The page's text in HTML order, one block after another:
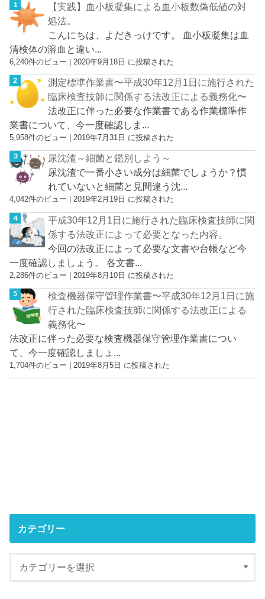
【実践】血小板凝集による血小板数偽低値の対
処法。
こんにちは、よだきっけです。 血小板凝集は血
清検体の溶血と違い...
6,240件のビュー | 2020年9月18日 に投稿された
測定標準作業書〜平成30年12月1日に施行された
臨床検査技師に関係する法改正による義務化〜
法改正に伴った必要な作業書である作業標準作
業書について、今一度確認しま...
5,958件のビュー |2019年7月31日 に投稿された
尿沈渣～細菌と鑑別しよう～
尿沈渣で一番小さい成分は細菌でしょうか？慣
れていないと細菌と見間違う沈...
4,042件のビュー |2019年2月19日 に投稿された
平成30年12月1日に施行された臨床検査技師に関
係する法改正によって必要となった内容。
今回の法改正によって必要な文書や台帳など今
一度確認しましょう。 各文書...
2,286件のビュー | 2019年8月10日 に投稿された
検査機器保守管理作業書〜平成30年12月1日に施
行された臨床検査技師に関係する法改正による
義務化〜
法改正に伴った必要な検査機器保守管理作業書につい
て、今一度確認しましょ...
1,704件のビュー |2019年8月5日 に投稿された
カテゴリー